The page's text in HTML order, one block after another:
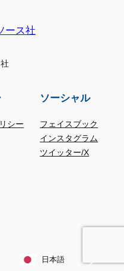
ース社
シー
ソーシャル
フェイスブック
インスタグラム
ツイッター/X
日本語